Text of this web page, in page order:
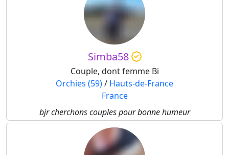
Simba58
Couple, dont femme Bi
Orchies (59)/ Hauts-de-France
France
bjr cherchons couples pour bonne humeur